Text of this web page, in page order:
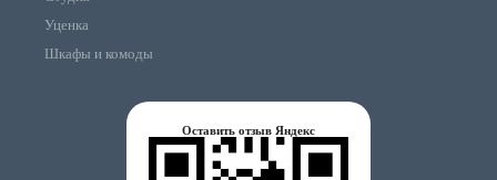
Уценка
Шкафы и комоды
Оставить отзыв Яндекс